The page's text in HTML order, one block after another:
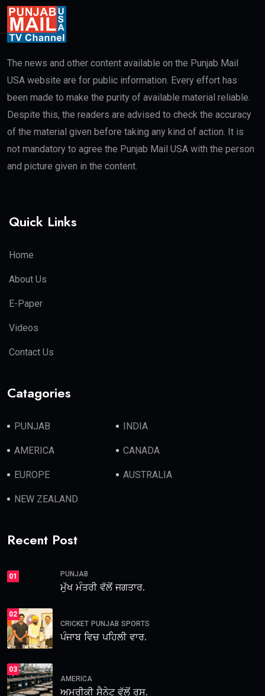
The news and other content available on the Punjab Mail
USA website are for public information. Every effort has
been made to make the purity of available material reliable.
Despite this, the readers are advised to check the accuracy
of the material given before taking any kind of action. It is
not mandatory to agree the Punjab Mail USA with the person
and picture given in the content.
Quick Links
Home
About Us
E-Paper
Videos
Contact Us
Catagories
PUNJAB INDIA
AMERICA CANADA
EUROPE AUSTRALIA
NEW ZEALAND
Recent Post
01 PUNJAB
ਮੁੱਖ ਮੰਤਰੀ ਵੱਲੋਂ ਜਗਤਾਰ.
02
CRICKET PUNJAB SPORTS
ਪੰਜਾਬ ਵਿਚ ਪਹਿਲੀ ਵਾਰ.
03
AMERICA
ਅਮਰੀਕੀ ਸੈਨੇਟ ਵੱਲੋਂ ਰੂਸ.